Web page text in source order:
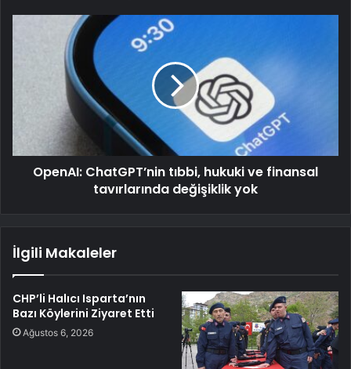
OpenAI: ChatGPT’nin tıbbi, hukuki ve finansal
tavırlarında değişiklik yok
İlgili Makaleler
CHP’li Halıcı Isparta’nın
Bazı Köylerini Ziyaret Etti
Ağustos 6, 2026